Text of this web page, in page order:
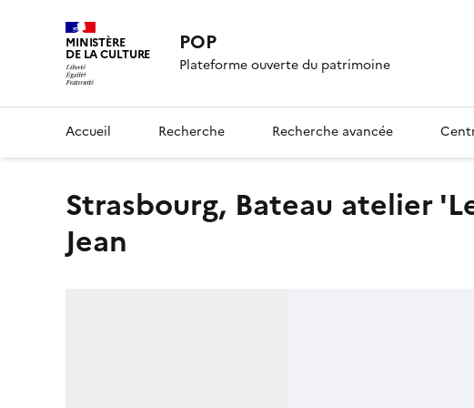
MINISTÈRE
DE LA CULTURE POP
Plateforme ouverte du patrimoine
Accueil Recherche Recherche avancée
Strasbourg, Bateau atelier 'Le Rhin' devant l'église Saint-
Jean